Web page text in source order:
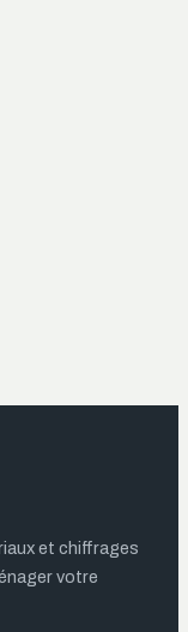
et chiffrages
votre